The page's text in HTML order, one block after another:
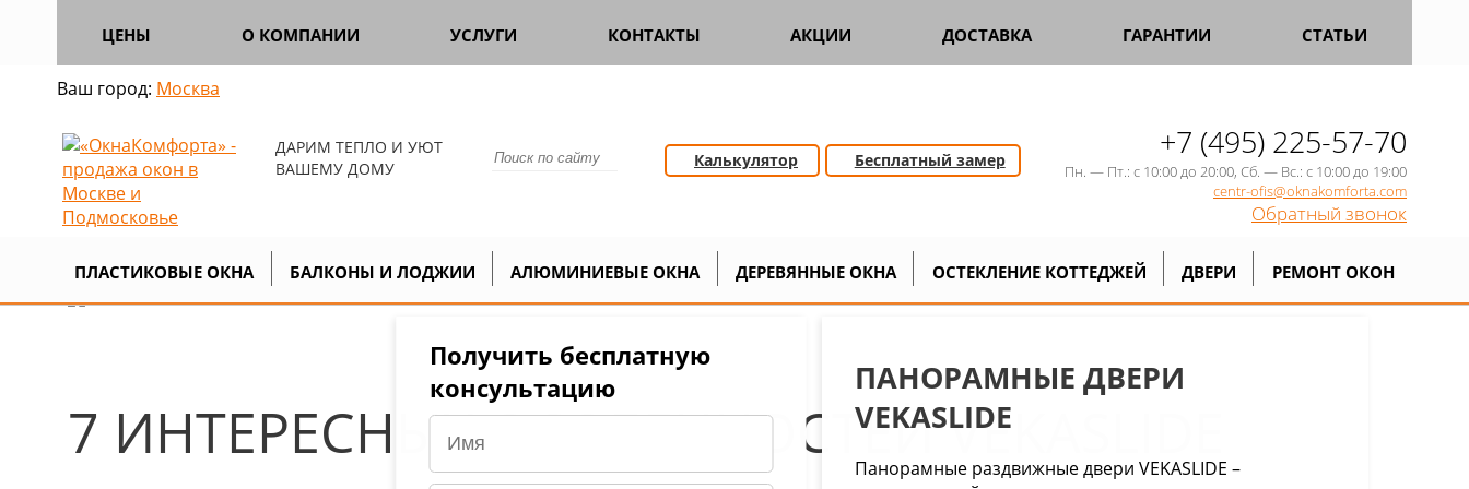
ЦЕНЫ О КОМПАНИИ УСЛУГИ КОНТАКТЫ АКЦИИ ДОСТАВКА ГАРАНТИИ СТАТЬИ
Ваш город: Москва
ДАРИМ ТЕПЛО И УЮТ
ВАШЕМУ ДОМУ
+7 (495) 225-57-70
Пн. — Пт.: с 10:00 до 20:00, Сб. — Вс.: с 10:00 до 19:00
centr-ofis@oknakomforta.com
Обратный звонок
Калькулятор Бесплатный замер
ПЛАСТИКОВЫЕ ОКНА БАЛКОНЫ И ЛОДЖИИ АЛЮМИНИЕВЫЕ ОКНА ДЕРЕВЯННЫЕ ОКНА ОСТЕКЛЕНИЕ КОТТЕДЖЕЙ ДВЕРИ РЕМОНТ ОКОН
Продукция Пластиковые двери Панорамные двери
ПАНОРАМНЫЕ ДВЕРИ
VEKASLIDE
Панорамные раздвижные двери VEKASLIDE –
Получить бесплатную
консультацию
7 ИНТЕРЕСНЫХ ОСОБЕННОСТЕЙ VEKASLIDE